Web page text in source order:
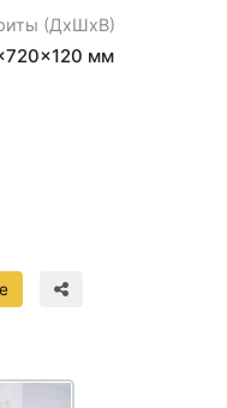
(ДхШхВ)
мм